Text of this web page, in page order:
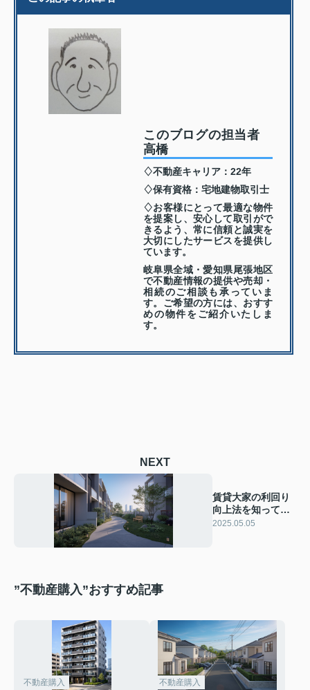
このブログの担当者
高橋
♢不動産キャリア：22年
♢保有資格：宅地建物取引士
♢お客様にとって最適な物件
を提案し、安心して取引がで
きるよう、常に信頼と誠実を
大切にしたサービスを提供し
ています。
岐阜県全域・愛知県尾張地区
で不動産情報の提供や売却・
相続のご相談も承っていま
す。ご希望の方には、おすす
めの物件をご紹介いたしま
す。
NEXT
賃貸大家の利回り
向上法を知ってい
ますか？具体的な
2025.05.05
”不動産購入”おすすめ記事
不動産購入 不動産購入